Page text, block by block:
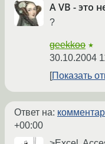
А VB - это
?
geekkoo ★
30.10.2004
Показать
Ответ на:
+00:00